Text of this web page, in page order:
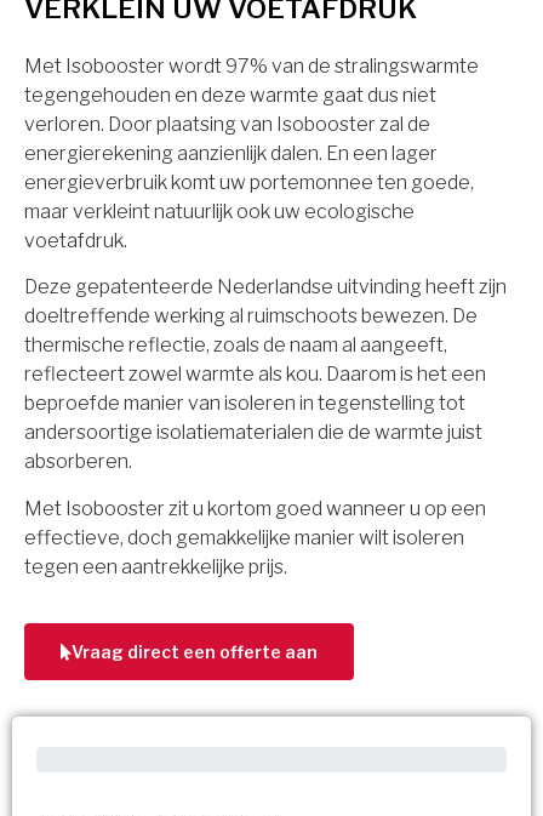
VERKLEIN UW VOETAFDRUK
Met Isobooster wordt 97% van de stralingswarmte
tegengehouden en deze warmte gaat dus niet
verloren. Door plaatsing van Isobooster zal de
energierekening aanzienlijk dalen. En een lager
energieverbruik komt uw portemonnee ten goede,
maar verkleint natuurlijk ook uw ecologische
voetafdruk.
Deze gepatenteerde Nederlandse uitvinding heeft zijn
doeltreffende werking al ruimschoots bewezen. De
thermische reflectie, zoals de naam al aangeeft,
reflecteert zowel warmte als kou. Daarom is het een
beproefde manier van isoleren in tegenstelling tot
andersoortige isolatiematerialen die de warmte juist
absorberen.
Met Isobooster zit u kortom goed wanneer u op een
effectieve, doch gemakkelijke manier wilt isoleren
tegen een aantrekkelijke prijs.
Vraag direct een offerte aan